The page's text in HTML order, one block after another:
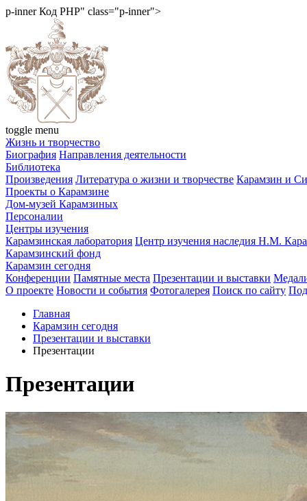
p-innerКод PHP" class="p-inner">
toggle menu
Жизнь и творчество
Биография Направления деятельности
Библиотека
Произведения Литература о жизни и творчестве Карамзин и
Проекты о Карамзине
Дом-музей Карамзиных
Персоналии
Центры изучения
Карамзинская лаборатория Центр изучения наследия Н.М.
Карамзинский фонд
Карамзин сегодня
Конференции Памятные места Презентации и выставки
О проекте Новости и события Фотогалерея Поиск по сайту
Главная
Карамзин сегодня
Презентации и выставки
Презентации
Презентации